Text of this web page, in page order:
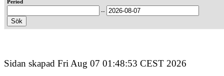
Period
--
Sidan skapad Fri Aug 07 01:48:53 CEST 2026